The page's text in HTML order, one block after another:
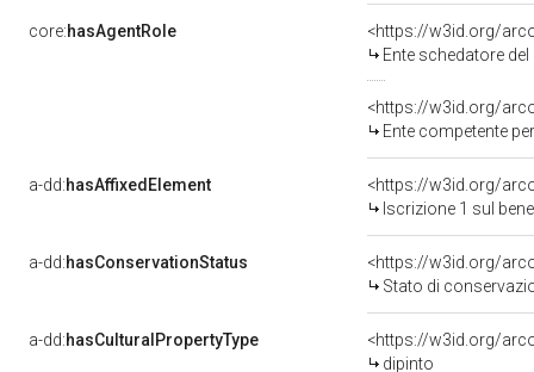
core:hasAgentRole
<https://w3id.org/
Ente schedatore del
<https://w3id.org/
Ente competente per tutela del
a-dd:hasAffixedElement
<https://w3id.org/
Iscrizione 1 sul
a-dd:hasConservationStatus
<https://w3id.org/
Stato di
a-dd:hasCulturalPropertyType
<https://w3id.org/
dipinto